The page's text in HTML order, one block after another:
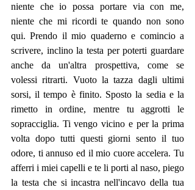
niente che io possa portare via con me,
niente che mi ricordi te quando non sono
qui. Prendo il mio quaderno e comincio a
scrivere, inclino la testa per poterti guardare
anche da un'altra prospettiva, come se
volessi ritrarti. Vuoto la tazza dagli ultimi
sorsi, il tempo è finito. Sposto la sedia e la
rimetto in ordine, mentre tu aggrotti le
sopracciglia. Ti vengo vicino e per la prima
volta dopo tutti questi giorni sento il tuo
odore, ti annuso ed il mio cuore accelera. Tu
afferri i miei capelli e te li porti al naso, piego
la testa che si incastra nell'incavo della tua